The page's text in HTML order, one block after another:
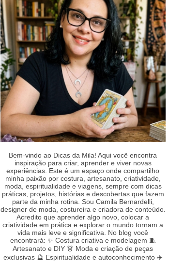
Bem-vindo ao Dicas da Mila! Aqui você encontra
inspiração para criar, aprender e viver novas
experiências. Este é um espaço onde compartilho
minha paixão por costura, artesanato, criatividade,
moda, espiritualidade e viagens, sempre com dicas
práticas, projetos, histórias e descobertas que fazem
parte da minha rotina. Sou Camila Bernardelli,
designer de moda, costureira e criadora de conteúdo.
Acredito que aprender algo novo, colocar a
criatividade em prática e explorar o mundo tornam a
vida mais leve e significativa. No blog você
encontrará: ✨ Costura criativa e modelagem 🧵
Artesanato e DIY 👗 Moda e criação de peças
exclusivas 🔮 Espiritualidade e autoconhecimento ✈️